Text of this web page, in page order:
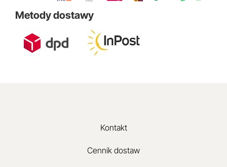
Metody dostawy
Kontakt
Cennik dostaw